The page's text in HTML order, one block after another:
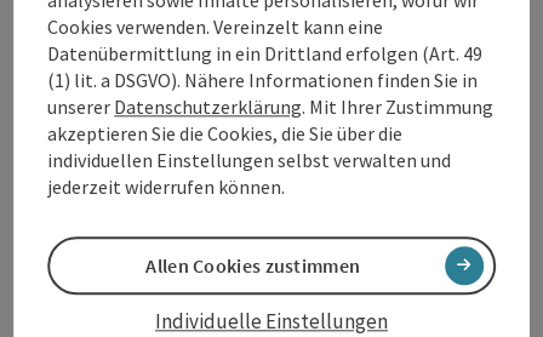
Verpflegung
Halbpension
Individuell gestaltbar!
Check in: ab 15:00 Uhr
Check out: bis 10:00 Uhr
Cookies verwenden. Vereinzelt kann eine
Datenübermittlung in ein Drittland erfolgen (Art. 49
(1) lit. a DSGVO). Nähere Informationen finden Sie in
unserer Datenschutzerklärung. Mit Ihrer Zustimmung
akzeptieren Sie die Cookies, die Sie über die
individuellen Einstellungen selbst verwalten und
jederzeit widerrufen können.
Individuelle Einstellungen
Allen Cookies zustimmen